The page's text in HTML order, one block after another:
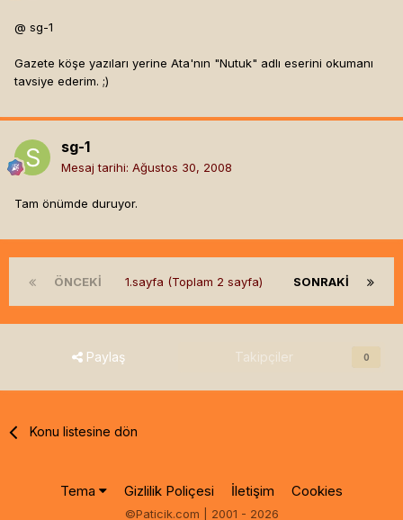
@ sg-1
Gazete köşe yazıları yerine Ata'nın "Nutuk" adlı eserini okumanı
tavsiye ederim. ;)
sg-1
Mesaj tarihi: Ağustos 30, 2008
Tam önümde duruyor.
ÖNCEKI SONRAKI
1.sayfa (Toplam 2 sayfa)
Paylaş Takipçiler 0
Konu listesine dön
Tema Gizlilik Poliçesi İletişim Cookies
©Paticik.com | 2001 - 2026